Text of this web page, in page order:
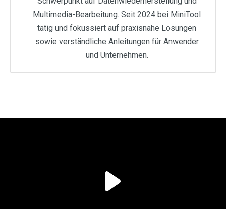
Multimedia-Bearbeitung. Seit 2024 bei MiniTool
tätig und fokussiert auf praxisnahe Lösungen
sowie verständliche Anleitungen für Anwender
und Unternehmen.